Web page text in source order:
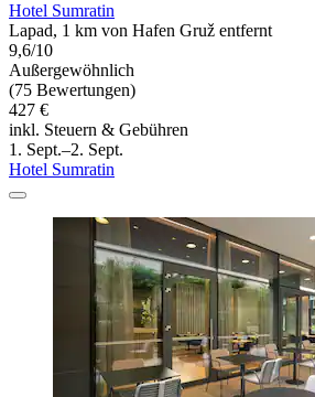
Hotel Sumratin
Lapad, 1 km von Hafen Gruž entfernt
9,6/10
Außergewöhnlich
(75 Bewertungen)
427 €
inkl. Steuern & Gebühren
1. Sept.–2. Sept.
Hotel Sumratin